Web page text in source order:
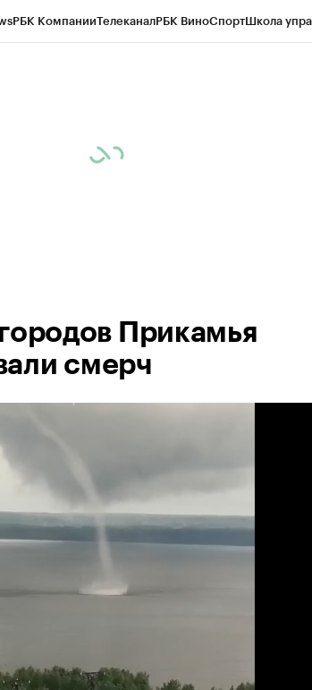
РБК КомпанииТелеканалРБК ВиноСпортШкола
Прикамья
смерч